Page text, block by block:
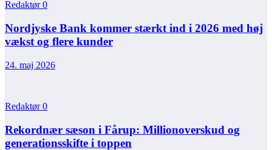
Redaktør0
Nordjyske Bank kommer stærkt ind i 2026 med høj
vækst og flere kunder
24. maj 2026
Redaktør0
Rekordnær sæson i Fårup: Millionoverskud og
generationsskifte i toppen